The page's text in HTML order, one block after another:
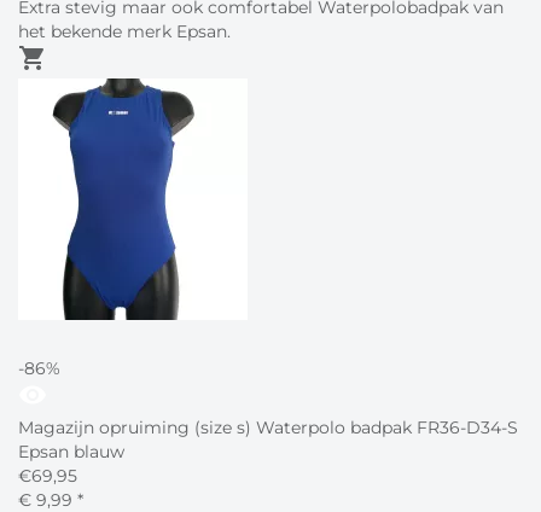
Extra stevig maar ook comfortabel Waterpolobadpak van
het bekende merk Epsan.
shopping_cart
-86%
Magazijn opruiming (size s) Waterpolo badpak FR36-D34-S
Epsan blauw
€69,95
€ 9,99 *